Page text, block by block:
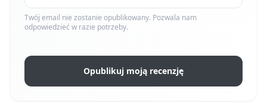
Twój email nie zostanie opublikowany. Pozwala nam
odpowiedzieć w razie potrzeby.
Opublikuj moją recenzję